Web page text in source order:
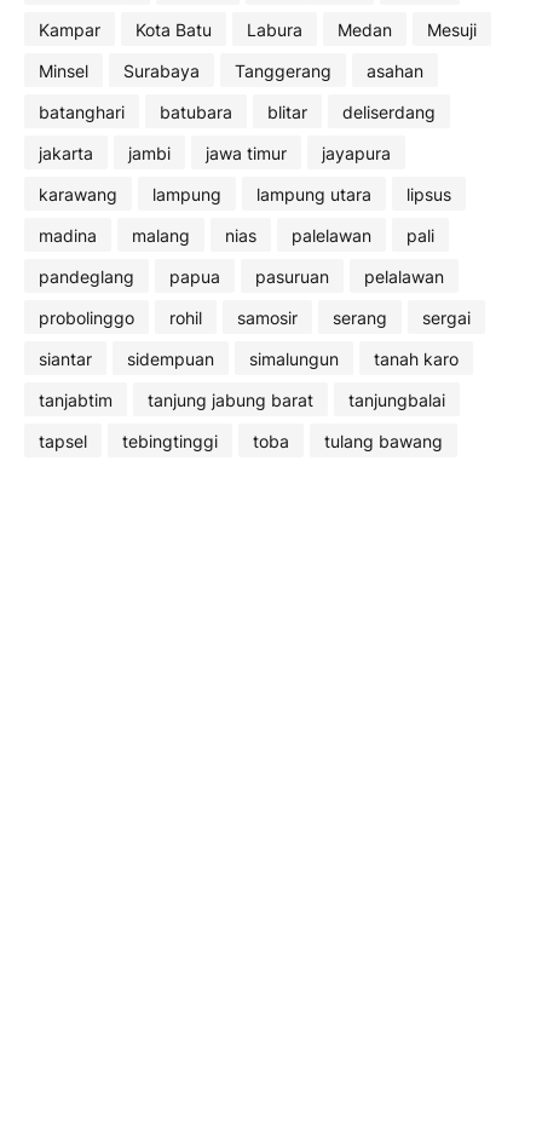
Kampar
Kota Batu Labura Medan
Mesuji
Minsel
Surabaya Tanggerang
asahan
batanghari
batubara blitar
deliserdang
jakarta
jambi jawa timur
jayapura
karawang
lampung lampung utara
lipsus
madina
malang nias palelawan
pali
pandeglang
papua pasuruan
pelalawan
probolinggo
rohil samosir serang
sergai
siantar
sidempuan simalungun
tanah karo
tanjabtim
tanjung jabung barat
tanjungbalai
tapsel
tebingtinggi toba tulang bawang